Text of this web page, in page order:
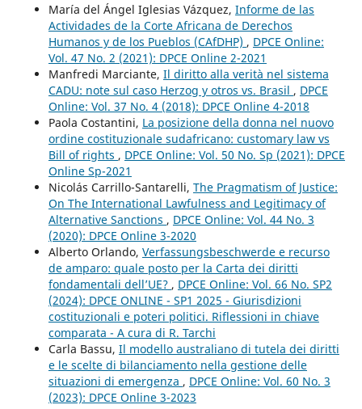
María del Ángel Iglesias Vázquez, Informe de las
Actividades de la Corte Africana de Derechos
Humanos y de los Pueblos (CAfDHP) , DPCE Online:
Vol. 47 No. 2 (2021): DPCE Online 2-2021
Manfredi Marciante, Il diritto alla verità nel sistema
CADU: note sul caso Herzog y otros vs. Brasil , DPCE
Online: Vol. 37 No. 4 (2018): DPCE Online 4-2018
Paola Costantini, La posizione della donna nel nuovo
ordine costituzionale sudafricano: customary law vs
Bill of rights , DPCE Online: Vol. 50 No. Sp (2021): DPCE
Online Sp-2021
Nicolás Carrillo-Santarelli, The Pragmatism of Justice:
On The International Lawfulness and Legitimacy of
Alternative Sanctions , DPCE Online: Vol. 44 No. 3
(2020): DPCE Online 3-2020
Alberto Orlando, Verfassungsbeschwerde e recurso
de amparo: quale posto per la Carta dei diritti
fondamentali dell’UE? , DPCE Online: Vol. 66 No. SP2
(2024): DPCE ONLINE - SP1 2025 - Giurisdizioni
costituzionali e poteri politici. Riflessioni in chiave
comparata - A cura di R. Tarchi
Carla Bassu, Il modello australiano di tutela dei diritti
e le scelte di bilanciamento nella gestione delle
situazioni di emergenza , DPCE Online: Vol. 60 No. 3
(2023): DPCE Online 3-2023